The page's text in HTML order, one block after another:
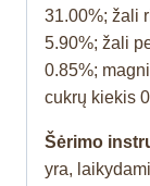
31.00%; žali
5.90%; žali
0.85%;
cukrų kiekis
Šėrimo
yra,